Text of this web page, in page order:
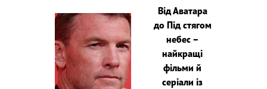
Від Аватара
до Під стягом
небес –
найкращі
фільми й
серіали із